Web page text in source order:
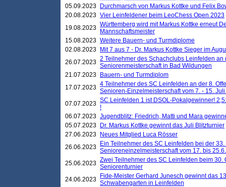
05.09.2023
Durchmarsch von Markus Kottke und Felix
20.08.2023 Vier Leinfeldener beim LeoChess Open 2023
19.08.2023 Württemberg wird mit Markus Kottke erneut
Mannschaftsmeister
15.08.2023 Weitere Bauern- und Turmdiplome
02.08.2023
Mit 7 aus 7 - Dr. Markus Kottke Sieger im
26.07.2023 2 Teilnehmer des Schachclubs Leinfelden an
Seniorenmeisterschaft in Bad Wildungen
21.07.2023
Bauern- und Turmdiplom
17.07.2023 4 Teilnehmer des SC Leinfelden an der 8.
Senioren-Einzelmeisterschaft vom 7. - 15.
07.07.2023 SC Leinfelden 1 ist DSOL-Pokalgewinner!
!
06.07.2023 Jugendblitz: Friedrich, Matti und Mara
05.07.2023
Dr. Markus Kottke gewinnt das Juli Blitzturnier
27.06.2023
Neues Mitglied Luca Rösser
26.06.2023
Ein Teilnehmer des SC Leinfelden bei der
Senioreneinzelmeisterschaft vom 17. bis
25.06.2023 Zwei Teilnehmer des SC Leinfelden beim
Seniorenturnier
24.06.2023
Fide-Meister Gerhard Junesch gewinnt das
Schwabengarten in Leinfelden